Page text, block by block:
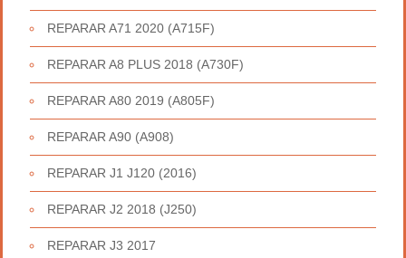
REPARAR A71 2020 (A715F)
REPARAR A8 PLUS 2018 (A730F)
REPARAR A80 2019 (A805F)
REPARAR A90 (A908)
REPARAR J1 J120 (2016)
REPARAR J2 2018 (J250)
REPARAR J3 2017